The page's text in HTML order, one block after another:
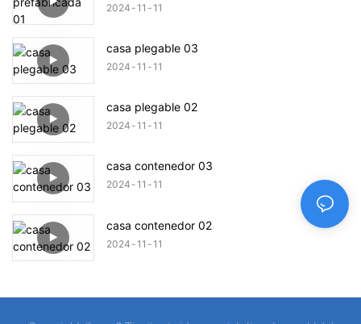
2024 11 11
casa plegable 03
2024 11 11
casa plegable 02
2024 11 11
casa contenedor 03
2024 11 11
casa contenedor 02
2024 11 11